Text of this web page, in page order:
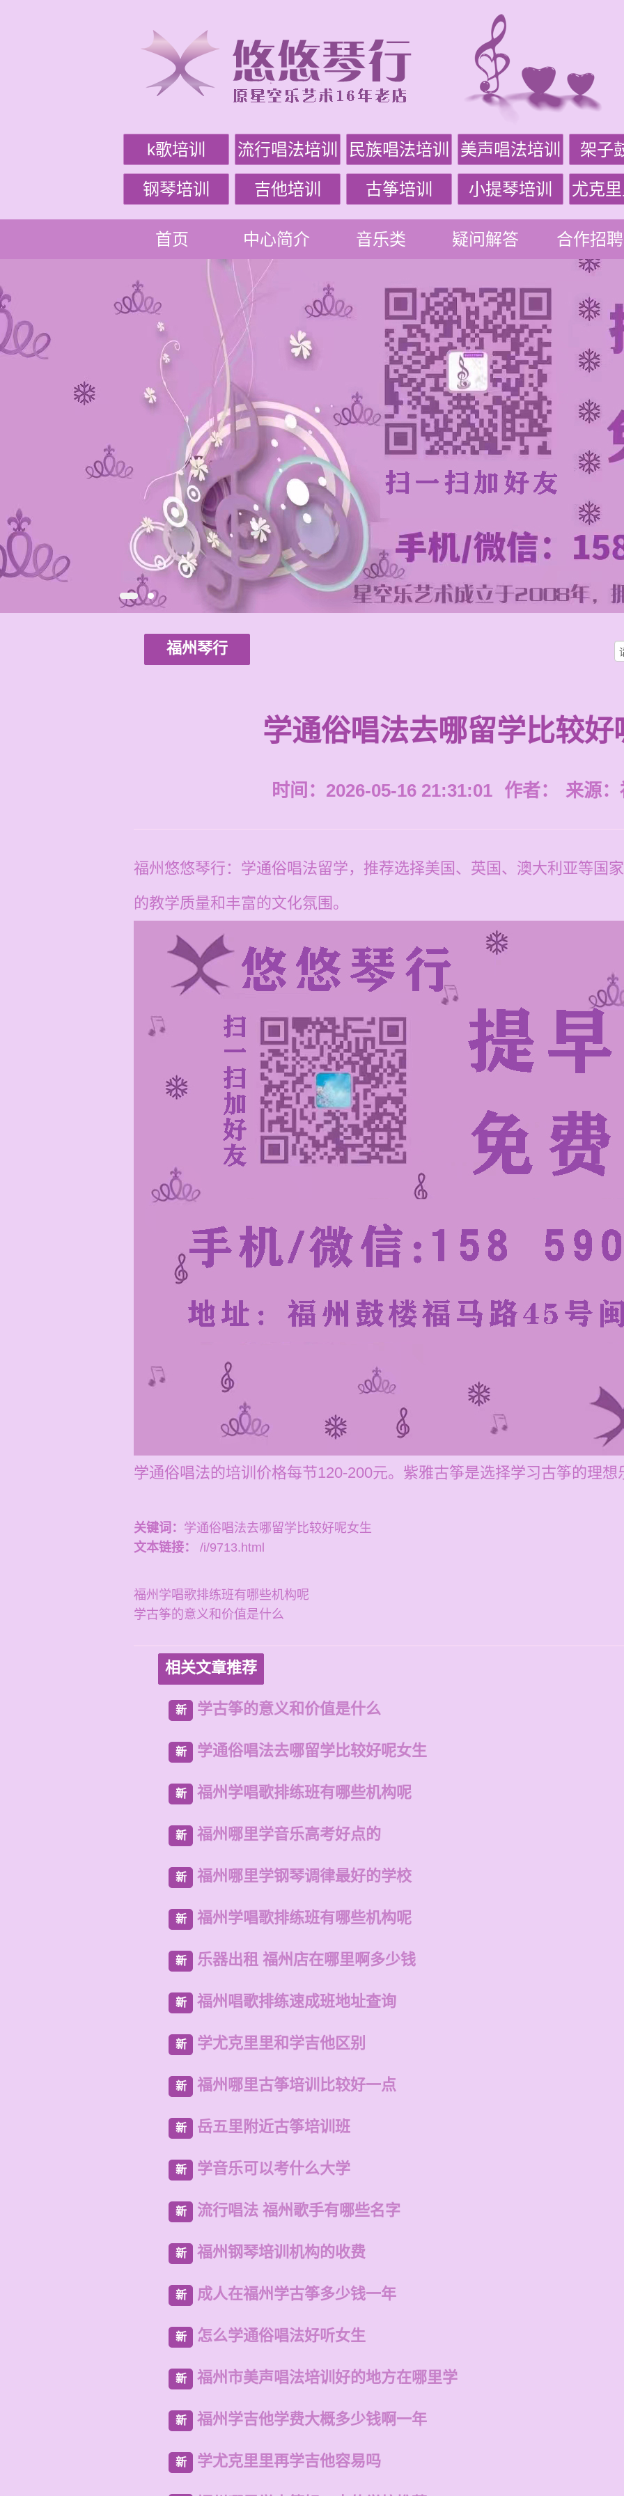
k歌培训 流行唱法培训 民族唱法培训 美声唱法培训 架子
钢琴培训 吉他培训 古筝培训 小提琴培训 尤克
首页 中心简介 音乐类 疑问解答 合作招聘
福州琴行
学通俗唱法去哪留学比较好
时间：2026-05-16 21:31:01 作者： 来源：
福州悠悠琴行：学通俗唱法留学，推荐选择美国、英国、澳大利亚等国
的教学质量和丰富的文化氛围。
学通俗唱法的培训价格每节120-200元。紫雅古筝是选择学习古筝的理想
关键词： 学通俗唱法去哪留学比较好呢女生
文本链接：
/i/9713.html
福州学唱歌排练班有哪些机构呢
学古筝的意义和价值是什么
相关文章推荐
新 学古筝的意义和价值是什么
新 学通俗唱法去哪留学比较好呢女生
新 福州学唱歌排练班有哪些机构呢
新 福州哪里学音乐高考好点的
新 福州哪里学钢琴调律最好的学校
新 福州学唱歌排练班有哪些机构呢
新 乐器出租 福州店在哪里啊多少钱
新 福州唱歌排练速成班地址查询
新 学尤克里里和学吉他区别
新 福州哪里古筝培训比较好一点
新 岳五里附近古筝培训班
新 学音乐可以考什么大学
新 流行唱法 福州歌手有哪些名字
新 福州钢琴培训机构的收费
新 成人在福州学古筝多少钱一年
新 怎么学通俗唱法好听女生
新 福州市美声唱法培训好的地方在哪里学
新 福州学吉他学费大概多少钱啊一年
新 学尤克里里再学吉他容易吗